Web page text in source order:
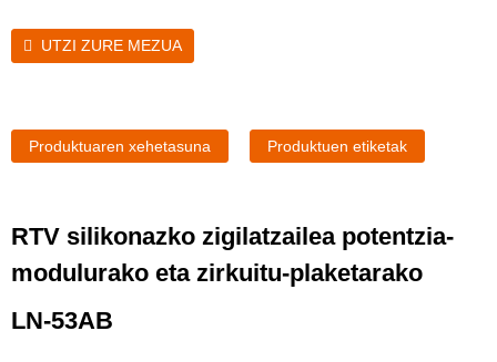
UTZI ZURE MEZUA
Produktuaren xehetasuna Produktuen etiketak
RTV silikonazko zigilatzailea potentzia-
modulurako eta zirkuitu-plaketarako
LN-53AB